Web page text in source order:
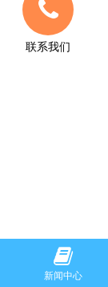
联系我们
新闻中心